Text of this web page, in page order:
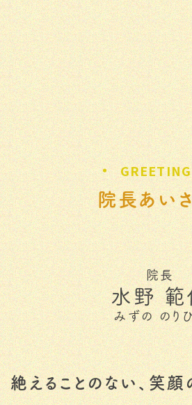
GREETING
院長あい
院長
水野 範
みずの のり
絶えることのない、笑顔